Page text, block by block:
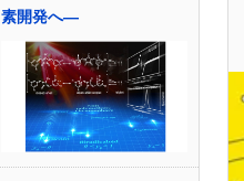
素開発へ―